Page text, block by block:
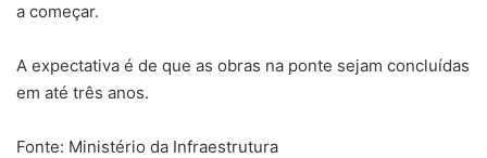
a começar.
A expectativa é de que as obras na ponte sejam concluídas
em até três anos.
Fonte: Ministério da Infraestrutura